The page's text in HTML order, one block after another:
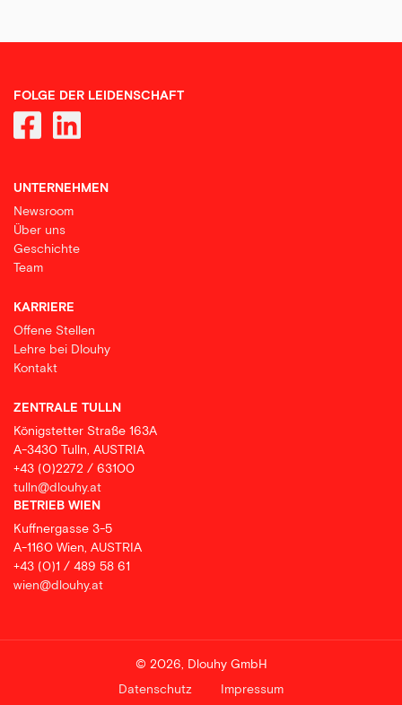
FOLGE DER LEIDENSCHAFT
UNTERNEHMEN
Newsroom
Über uns
Geschichte
Team
KARRIERE
Offene Stellen
Lehre bei Dlouhy
Kontakt
ZENTRALE TULLN
Königstetter Straße 163A
A-3430 Tulln, AUSTRIA
+43 (0)2272 / 63100
tulln@dlouhy.at
BETRIEB WIEN
Kuffnergasse 3-5
A-1160 Wien, AUSTRIA
+43 (0)1 / 489 58 61
wien@dlouhy.at
© 2026, Dlouhy GmbH
Datenschutz
Impressum